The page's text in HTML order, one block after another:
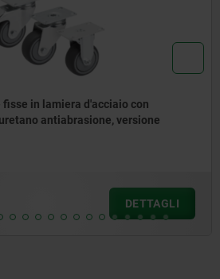
in lamiera d'acciaio con
antiabrasione, versione
DETTAGLI